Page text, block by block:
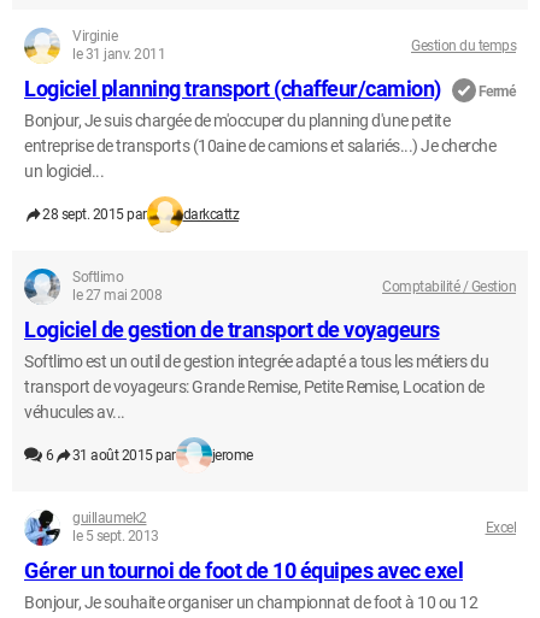
Virginie
le 31 janv. 2011
Gestion du temps
Logiciel planning transport (chaffeur/camion) Fermé
Bonjour, Je suis chargée de m'occuper du planning d'une petite
entreprise de transports (10aine de camions et salariés...) Je cherche
un logiciel...
28 sept. 2015 par darkcattz
Softlimo
le 27 mai 2008
Comptabilité / Gestion
Logiciel de gestion de transport de voyageurs
Softlimo est un outil de gestion integrée adapté a tous les métiers du
transport de voyageurs: Grande Remise, Petite Remise, Location de
véhucules av...
6 31 août 2015 par jerome
guillaumek2
le 5 sept. 2013
Excel
Gérer un tournoi de foot de 10 équipes avec exel
Bonjour, Je souhaite organiser un championnat de foot à 10 ou 12